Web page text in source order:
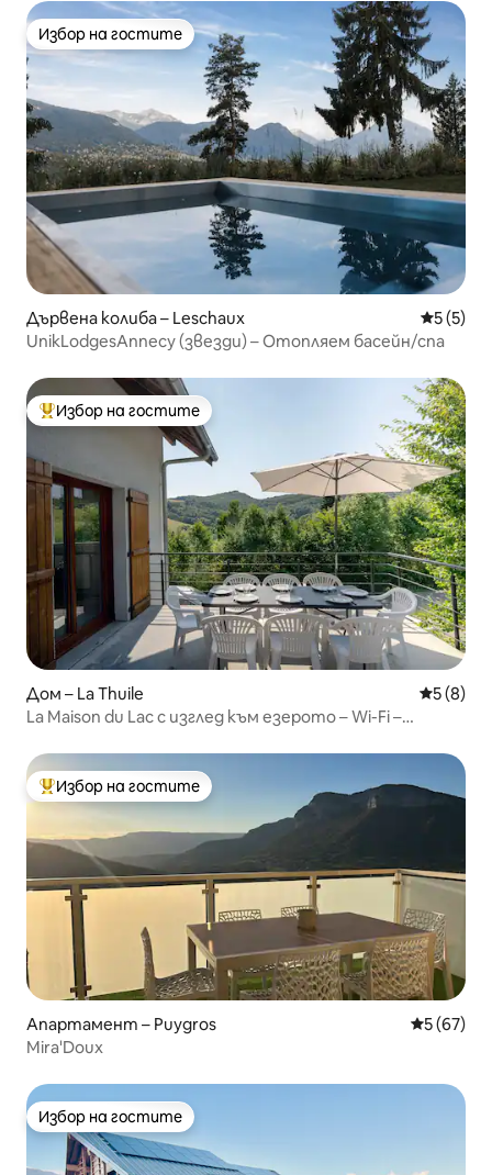
Избор на гостите
Избор на гостите
Дървена колиба – Leschaux Средна
5 (5)
UnikLodgesAnnecy (звезди) – Отопляем басейн/спа
Най-популярен избор на гостите
Избор на гостите
Дом – La Thuile Средна
5 (8)
La Maison du Lac с изглед към езерото – Wi-Fi –
Най-популярен избор на гостите
Избор на гостите
Апартамент – Puygros Средна
5 (67)
Mira'Doux
Избор на гостите
Избор на гостите